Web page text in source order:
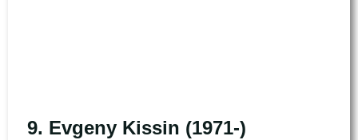
9. Evgeny Kissin (1971-)